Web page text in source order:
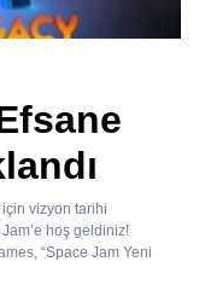
vizyon tarihi
hoş geldiniz!
“Space Jam Yeni